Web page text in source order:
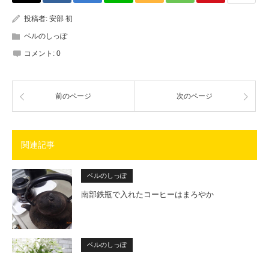
投稿者: 安部 初
ベルのしっぽ
コメント: 0
前のページ 次のページ
関連記事
ベルのしっぽ
南部鉄瓶で入れたコーヒーはまろやか
ベルのしっぽ